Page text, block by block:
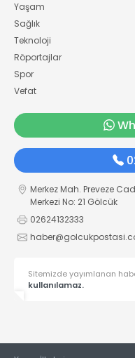
Yaşam
Sağlık
Teknoloji
Röportajlar
Spor
Vefat
Merkez Mah. Preveze
Merkezi No: 21 Gölcük
02624132333
Sitemizde yayımlanan
kullanılamaz.